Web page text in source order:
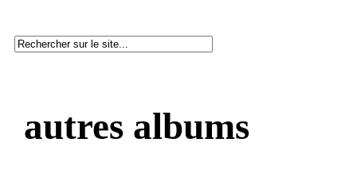
autres albums